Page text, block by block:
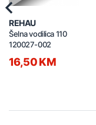
REHAU
Šelna vodilica 110
120027-002
16,50 KM
Previous